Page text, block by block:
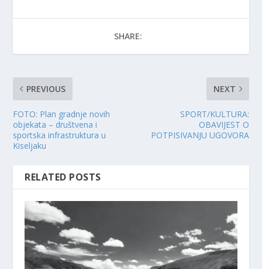
SHARE:
PREVIOUS
FOTO: Plan gradnje novih
objekata – društvena i
sportska infrastruktura u
Kiseljaku
NEXT
SPORT/KULTURA:
OBAVIJEST O
POTPISIVANJU UGOVORA
RELATED POSTS